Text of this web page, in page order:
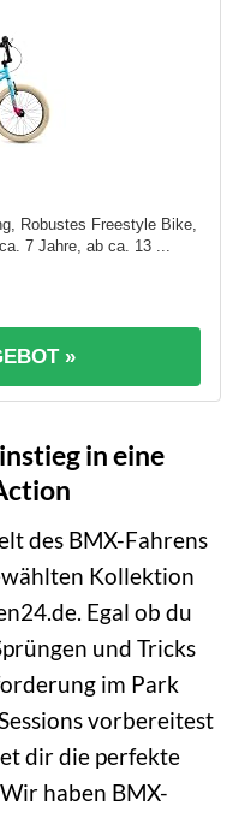
Robustes Freestyle Bike,
7 Jahre, ab ca. 13 ...
»
in eine
des BMX-Fahrens
Kollektion
Egal ob du
und Tricks
im Park
vorbereitest
dir die perfekte
haben BMX-